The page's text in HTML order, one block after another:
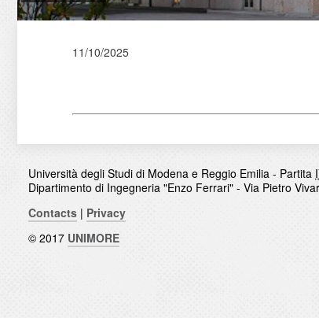
11/10/2025
Università degli Studi di Modena e Reggio Emilia - Partita
Dipartimento di Ingegneria "Enzo Ferrari" - Via Pietro
Contacts | Privacy
© 2017 UNIMORE